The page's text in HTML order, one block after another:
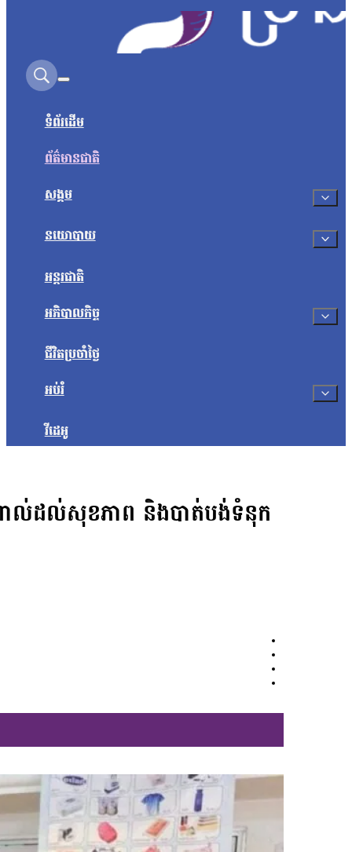
Search on this site
ទំព័រដើម
ព័ត៌មានជាតិ
សង្គម
នយោបាយ
អន្តរជាតិ
អភិបាលកិច្ច
ជីវិតប្រចាំថ្ងៃ
អប់រំ
វីដេអូ
ពាល់ដល់សុខភាព និងបាត់បង់ទំនុក